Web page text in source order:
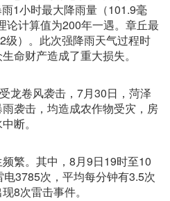
1小时最大降雨量（101.9毫
论计算值为200年一遇。章丘最
级）。此次强降雨天气过程时
命财产造成了重大损失。
龙卷风袭击，7月30日，菏泽
袭击，均造成农作物受灾，房
断。
繁。其中，8月9日19时至10
3785次，平均每分钟有3.5次
8次雷击事件。